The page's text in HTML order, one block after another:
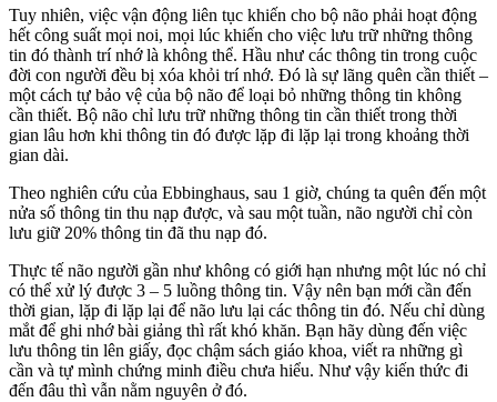
Tuy nhiên, việc vận động liên tục khiến cho bộ não phải hoạt động
hết công suất mọi noi, mọi lúc khiến cho việc lưu trữ những thông
tin đó thành trí nhớ là không thể. Hầu như các thông tin trong cuộc
đời con người đều bị xóa khỏi trí nhớ. Đó là sự lãng quên cần thiết –
một cách tự bảo vệ của bộ não để loại bỏ những thông tin không
cần thiết. Bộ não chỉ lưu trữ những thông tin cần thiết trong thời
gian lâu hơn khi thông tin đó được lặp đi lặp lại trong khoảng thời
gian dài.
Theo nghiên cứu của Ebbinghaus, sau 1 giờ, chúng ta quên đến một
nửa số thông tin thu nạp được, và sau một tuần, não người chỉ còn
lưu giữ 20% thông tin đã thu nạp đó.
Thực tế não người gần như không có giới hạn nhưng một lúc nó chỉ
có thể xử lý được 3 – 5 luồng thông tin. Vậy nên bạn mới cần đến
thời gian, lặp đi lặp lại để não lưu lại các thông tin đó. Nếu chỉ dùng
mắt để ghi nhớ bài giảng thì rất khó khăn. Bạn hãy dùng đến việc
lưu thông tin lên giấy, đọc chậm sách giáo khoa, viết ra những gì
cần và tự mình chứng minh điều chưa hiểu. Như vậy kiến thức đi
đến đâu thì vẫn nằm nguyên ở đó.